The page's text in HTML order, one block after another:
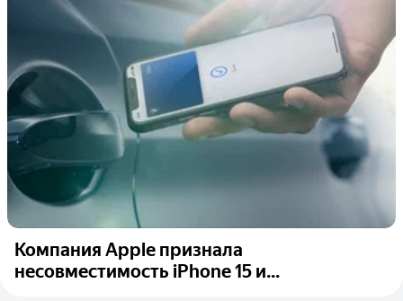
Компания Apple признала
несовместимость iPhone 15 и...